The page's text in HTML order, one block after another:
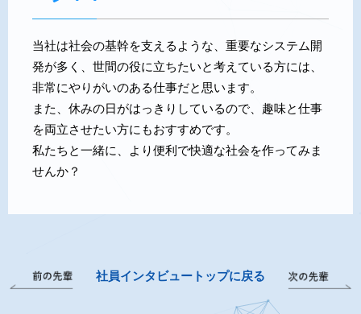
当社は社会の基幹を支えるような、重要なシステム開
発が多く、世間の役に立ちたいと考えている方には、
非常にやりがいのある仕事だと思います。
また、休みの日がはっきりしているので、趣味と仕事
を両立させたい方にもおすすめです。
私たちと一緒に、より便利で快適な社会を作ってみま
せんか？
社員インタビュートップに戻る